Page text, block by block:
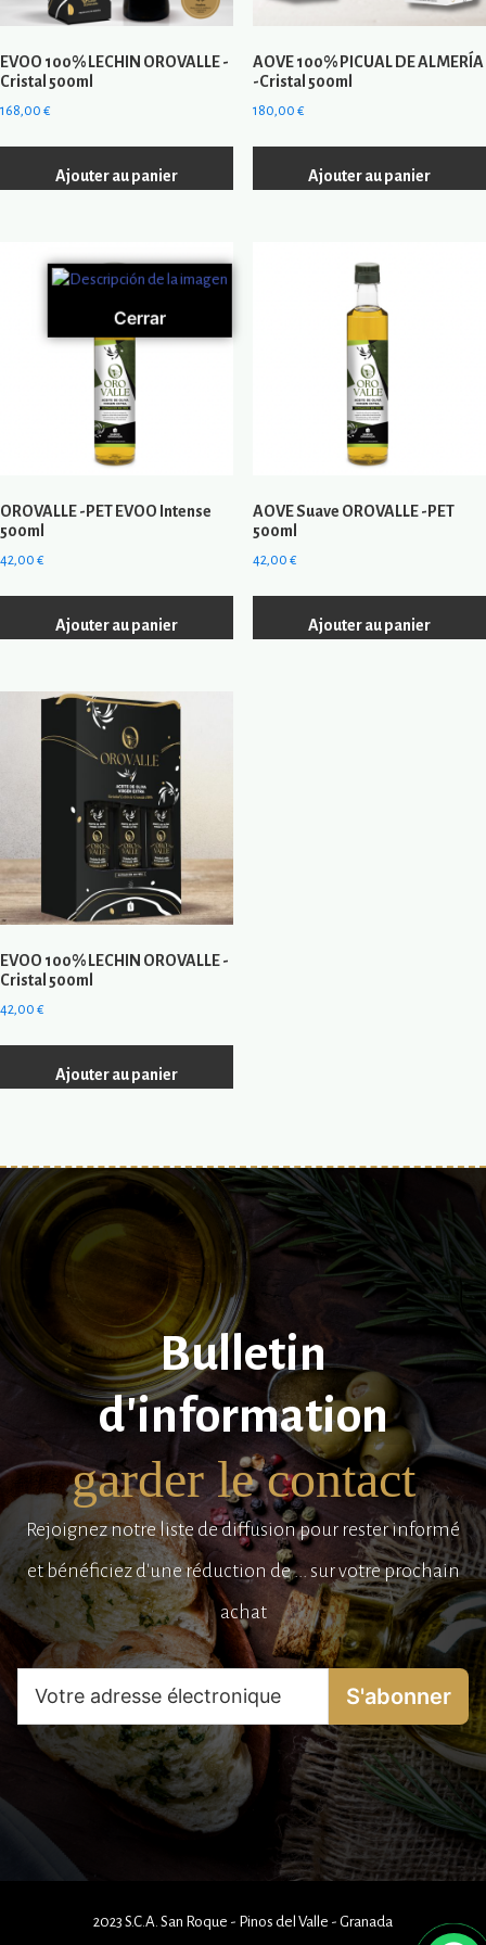
EVOO 100% LECHIN OROVALLE -
Cristal 500ml
168,00 €
Ajouter au panier
AOVE 100% PICUAL DE ALMERÍA
-Cristal 500ml
180,00 €
Ajouter au panier
OROVALLE -PET EVOO Intense
500ml
42,00 €
Ajouter au panier
AOVE Suave OROVALLE -PET
500ml
42,00 €
Ajouter au panier
EVOO 100% LECHIN OROVALLE -
Cristal 500ml
42,00 €
Ajouter au panier
Barre
latérale
principale
Bulletin
d'information
garder le contact
Rejoignez notre liste de diffusion pour rester informé
et bénéficiez d'une réduction de ... sur votre prochain
achat
S'abonner
2023 S.C.A. San Roque - Pinos del Valle - Granada
Cerrar